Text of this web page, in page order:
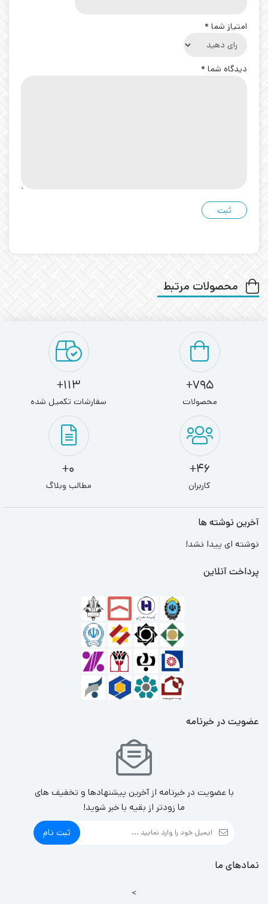
امتیاز شما *
دیدگاه شما *
محصولات مرتبط
795+
محصولات
113+
سفارشات تکمیل شده
46+
کاربران
0+
مطالب وبلاگ
آخرین نوشته ها
نوشته ای پیدا نشد!
پرداخت آنلاین
عضویت در خبرنامه
با عضویت در خبرنامه از آخرین پیشنهادها و تخفیف های
ما زودتر از بقیه با خبر شوید!
ثبت نام
نمادهای ما
>